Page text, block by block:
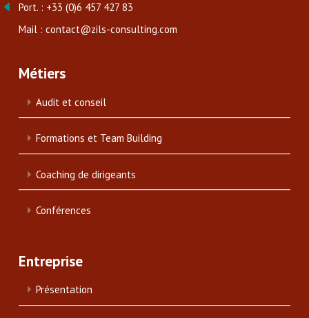
Port. : +33 (0)6 457 427 83
Mail : contact@zils-consulting.com
Métiers
Audit et conseil
Formations et Team Building
Coaching de dirigeants
Conférences
Entreprise
Présentation